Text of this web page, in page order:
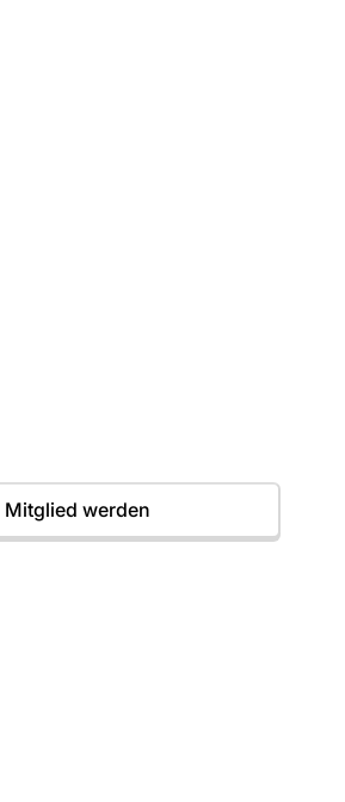
Mitglied werden